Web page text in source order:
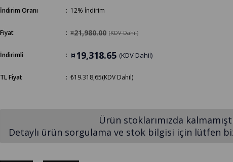
İndirim Oranı : %
12 İndirim
Fiyat : ¤21,980.00 (KDV Dahil)
İndirimli : ¤19,318.65 (KDV Dahil)
TL Fiyat : ₺19.318,65(KDV Dahil)
Ürün stoklarımızda
Detaylı ürün sorgulama ve stok bilgisi için lütfen